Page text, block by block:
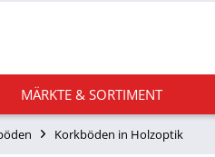
MÄRKTE & SORTIMENT
Korkböden in Holzoptik